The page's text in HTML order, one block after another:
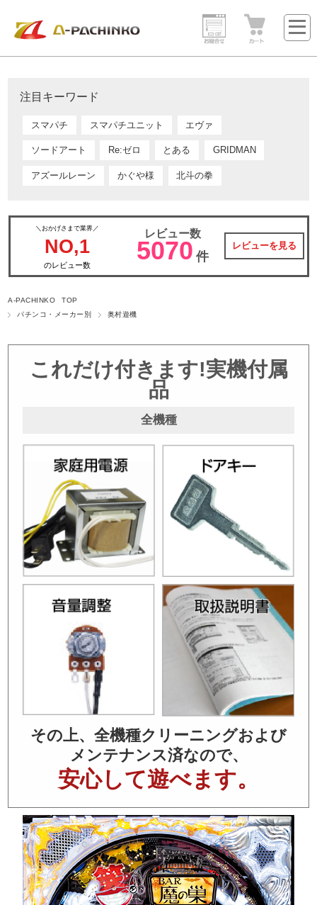
注目キーワード
スマパチ スマパチユニット エヴァ
ソードアート Re:ゼロ とある GRIDMAN
アズールレーン かぐや様 北斗の拳
＼おかげさまで業界／
NO,1
のレビュー数
レビュー数
5070 件
レビューを見る
A-PACHINKO TOP
パチンコ・メーカー別
奥村遊機
これだけ付きます!実機付属
品
全機種
その上、全機種クリーニングおよび
メンテナンス済なので、
安心して遊べます。